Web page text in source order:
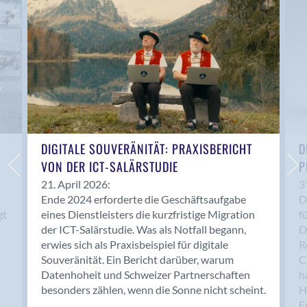
Anwil
Appenzell
Au SG
Baar
Baden
Balsthal
Balzers
Basel
Bassersdorf
Belp
Bendern
Benken (SG)
Bergdietikon
Berlin
Bern
Bern - Liebefeld
DIGITALE SOUVERÄNITÄT: PRAXISBERICHT
VON DER ICT-SALÄRSTUDIE
21. April 2026:
Ende 2024 erforderte die Geschäftsaufgabe
eines Dienstleisters die kurzfristige Migration
der ICT-Salärstudie. Was als Notfall begann,
erwies sich als Praxisbeispiel für digitale
Souveränität. Ein Bericht darüber, warum
Datenhoheit und Schweizer Partnerschaften
besonders zählen, wenn die Sonne nicht scheint.